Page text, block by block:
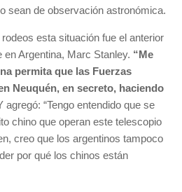
sean de observación astronómica.
esta situación fue el anterior
Argentina, Marc Stanley. “Me
permita que las Fuerzas
Neuquén, en secreto, haciendo
agregó: “Tengo entendido que se
chino que operan este telescopio
creo que los argentinos tampoco
por qué los chinos están